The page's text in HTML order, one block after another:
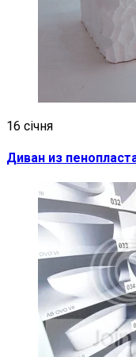
16 січня
Диван из